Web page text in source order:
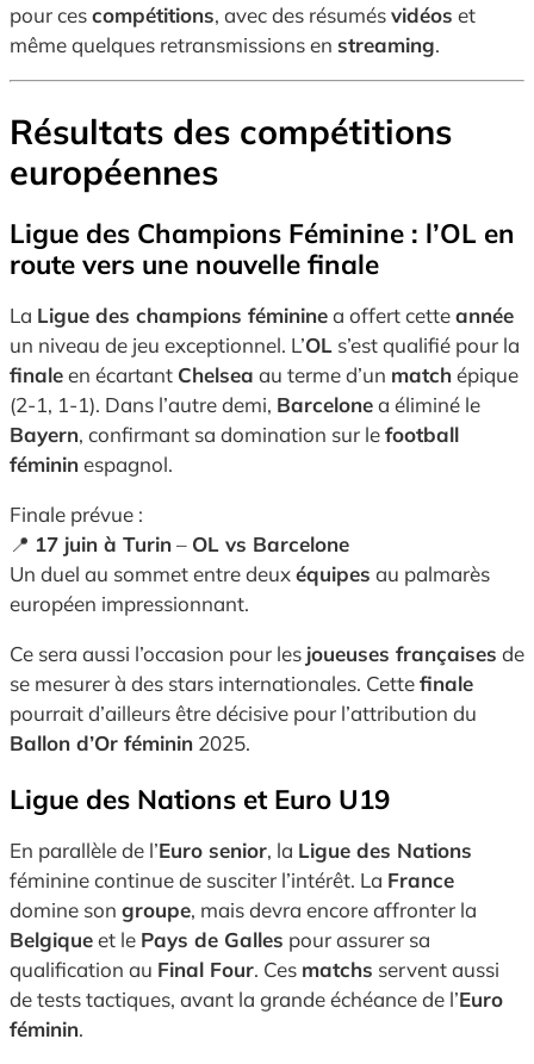
pour cescompétitions, avec des résumésvidéos et
même quelques retransmissions en streaming.
Résultats des compétitions
européennes
Ligue des Champions Féminine : l’OL en
route vers une nouvelle finale
La Ligue des champions fémininea offert cetteannée
un niveau de jeu exceptionnel. L’OL s’est qualifié pour la
finaleen écartant Chelsea au terme d’un matchépique
(2-1, 1-1). Dans l’autre demi, Barcelonea éliminé le
Bayern, confirmant sa domination sur lefootball
fémininespagnol.
Finale prévue :
📍 17 juin à Turin– OL vs Barcelone
Un duel au sommet entre deuxéquipes au palmarès
européen impressionnant.
Ce sera aussi l’occasion pour les joueuses françaises de
se mesurer à des stars internationales. Cettefinale
pourrait d’ailleurs être décisive pour l’attribution du
Ballon d’Or féminin 2025.
Ligue des Nations et Euro U19
En parallèle de l’Euro senior, la Ligue des Nations
féminine continue de susciter l’intérêt. La France
domine son groupe, mais devra encore affronter la
Belgiqueet le Pays de Galles pour assurer sa
qualification au Final Four. Ces matchs servent aussi
de tests tactiques, avant la grande échéance de l’Euro
féminin.